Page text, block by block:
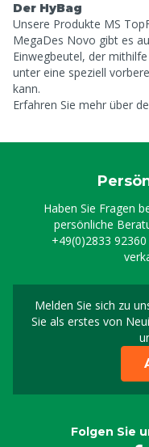
Der HyBag
Unsere Produkte MS
MegaDes Novo gibt es
Einwegbeutel, der
unter eine speziell
kann.
Erfahren Sie mehr über
Haben Sie Fragen
persönliche
+49(0)2833 92360
Melden Sie sich zu
Sie als erstes von
Folgen Sie